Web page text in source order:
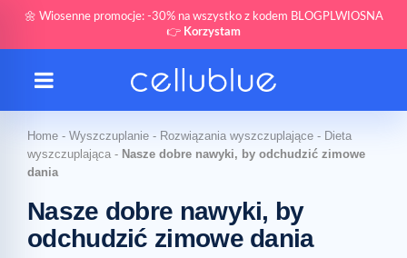
🌼 Wiosenne promocje: -30% na wszystko z kodem BLOGPLWIOSNA
👉 Korzystam
Home - Wyszczuplanie - Rozwiązania wyszczuplające - Dieta
wyszczuplająca - Nasze dobre nawyki, by odchudzić zimowe
dania
Nasze dobre nawyki, by
odchudzić zimowe dania